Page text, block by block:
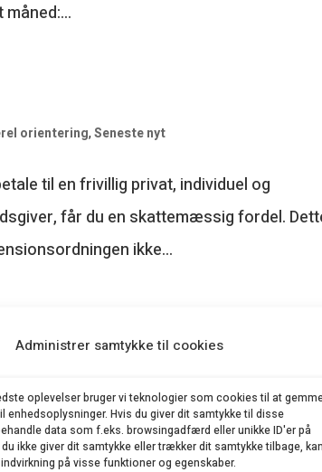
Administrer samtykke til cookies
oplevelser bruger vi teknologier som cookies til at
enhedsoplysninger. Hvis du giver dit samtykke til disse
data som f.eks. browsingadfærd eller unikke ID'er på
ikke giver dit samtykke eller trækker dit samtykke tilbage,
på visse funktioner og egenskaber.
orientering,Seneste nyt
til en frivillig privat, individuel og
får du en skattemæssig fordel.
ikke...
1
SIDE har du ved brug af MitID adgang til
om udstedelse af kompensation